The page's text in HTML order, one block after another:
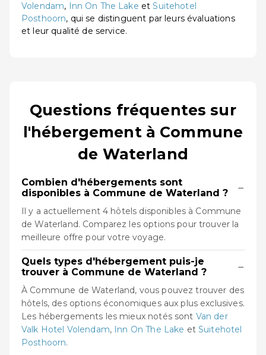
Volendam, Inn On The Lake etSuitehotel
Posthoorn, qui se distinguent par leurs évaluations
et leur qualité de service.
Questions fréquentes sur
l'hébergement à Commune
de Waterland
Combien d'hébergements sont
disponibles à Commune de Waterland ?
−
Il y a actuellement 4 hôtels disponibles à Commune
de Waterland. Comparez les options pour trouver la
meilleure offre pour votre voyage.
Quels types d'hébergement puis-je
trouver à Commune de Waterland ?
−
À Commune de Waterland, vous pouvez trouver des
hôtels, des options économiques aux plus exclusives.
Les hébergements les mieux notés sont Van der
Valk Hotel Volendam, Inn On The Lake etSuitehotel
Posthoorn.